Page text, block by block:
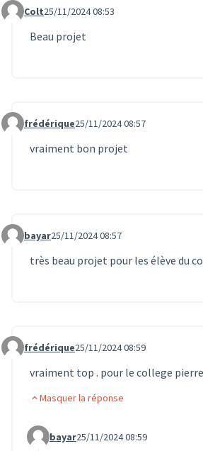
Commentaire 1317
Colt25/11/2024 08:53
Beau projet
Commentaire 1320
frédérique25/11/2024 08:57
vraiment bon projet
Commentaire 1321
bayar25/11/2024 08:57
très beau projet pour les élève du
Commentaire 1322
frédérique25/11/2024 08:59
vraiment top . pour le college
Masquer la réponse
Commentaire 1323 (réponse au
bayar25/11/2024 08:59